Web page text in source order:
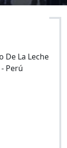
De La Leche
- Perú